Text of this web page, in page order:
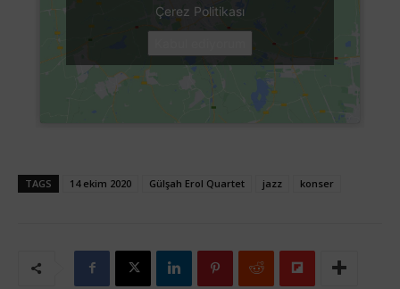
Çerez Politikası
TAGS 14 ekim 2020 Gülşah Erol Quartet jazz konser